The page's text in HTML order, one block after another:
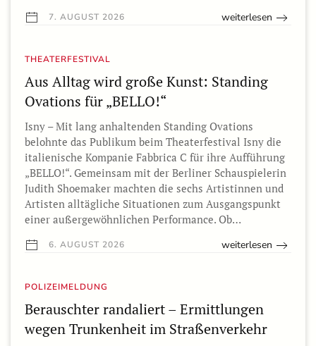
7. AUGUST 2026 weiterlesen
THEATERFESTIVAL
Aus Alltag wird große Kunst: Standing
Ovations für „BELLO!“
Isny – Mit lang anhaltenden Standing Ovations
belohnte das Publikum beim Theaterfestival Isny die
italienische Kompanie Fabbrica C für ihre Aufführung
„BELLO!“. Gemeinsam mit der Berliner Schauspielerin
Judith Shoemaker machten die sechs Artistinnen und
Artisten alltägliche Situationen zum Ausgangspunkt
einer außergewöhnlichen Performance. Ob…
6. AUGUST 2026 weiterlesen
POLIZEIMELDUNG
Berauschter randaliert – Ermittlungen
wegen Trunkenheit im Straßenverkehr